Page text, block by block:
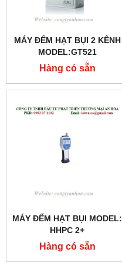
MÁY ĐẾM HẠT BỤI 2 KÊNH
MODEL:GT521
Hàng có sẵn
MÁY ĐẾM HẠT BỤI MODEL:
HHPC 2+
Hàng có sẵn